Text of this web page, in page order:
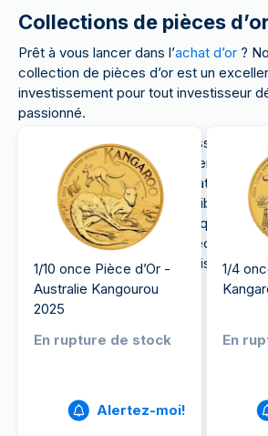
Collections de pièces d’or
Prêt à vous lancer dans l’achat d’or ?
collection de pièces d’or est un
investissement pour tout investisseur
passionné.
Mêlant avec justesse investissement et
ces pièces uniques de différentes
permettent d’enrichir votre patrimoine à
d’actifs ayant une valeur tangible et
Découvrez les facteurs clés qui
valeur de chacune de ces pièces, et
tenter par l’univers de l’investissement
avec GOLD AVENUE.
1/10 once Pièce d’Or -
Australie Kangourou
2025
En rupture de stock
Alertez-moi!
1/4
En